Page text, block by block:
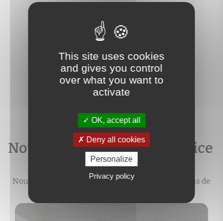
Notre expertise à votre service
Nous vous accompagnons durant tout le processus de
This site uses cookies
and gives you control
over what you want to
activate
OK, accept all
Deny all cookies
Personalize
Privacy policy